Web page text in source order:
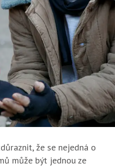
že se nejedná o
může být jednou ze